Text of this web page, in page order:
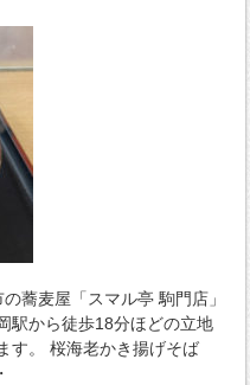
蕎麦屋「スマル亭 駒門店」
駅から徒歩18分ほどの立地
す。 桜海老かき揚げそば